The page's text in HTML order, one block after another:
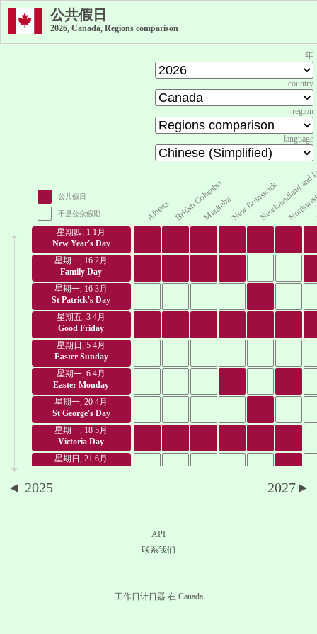
公共假日
2026, Canada, Regions comparison
年
country
region
language
公共假日
不是公众假期 Alberta British Columbia
ManitobaNew BrunswickNewfoundland
星期四, 1 1月
New Year's Day
星期一, 16 2月
Family Day
星期一, 16 3月
St Patrick's Day
星期五, 3 4月
Good Friday
星期日, 5 4月
Easter Sunday
星期一, 6 4月
Easter Monday
星期一, 20 4月
St George's Day
星期一, 18 5月
Victoria Day
星期日, 21 6月
◄ 2025 2027►
API
联系我们
工作日计日器 在 Canada